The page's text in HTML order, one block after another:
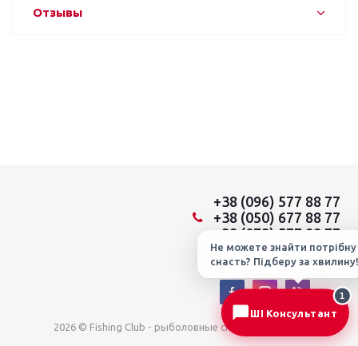
Отзывы
+38 (096) 577 88 77
+38 (050) 677 88 77
+38 (073) 577 88 77
Мы в социальных сетях:
2026 © Fishing Club - рыболовные снасти из Японии
ШІ Консультант
1
Не можете знайти потрібну
снасть? Підберу за хвилину!